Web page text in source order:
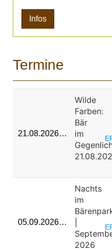
Infos
Termine
21.08.2026…
Wilde
Farben:
Bär
im
05.09.2026…
Nachts
im
2026